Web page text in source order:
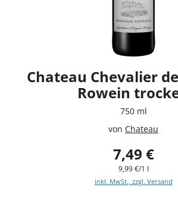
Chateau Chevalier
Rowein
750 ml
von Chateau
7,49 €
9,99 €/1 l
inkl. MwSt., zzgl. Versand